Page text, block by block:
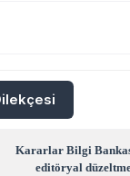
Kararlar Bilgi
editöryal